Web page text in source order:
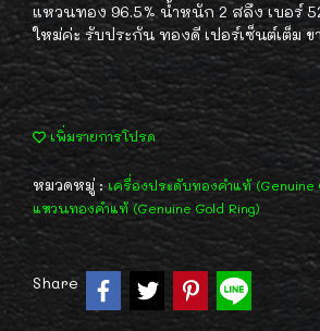
แหวนทอง 96.5% น้ำหนัก 2 สลึง เบอร์
ใหม่ค่ะ รับประกัน ทองดี เปอร์เซ็นต์เต็ม ข
เพิ่มรายการโปรด
หมวดหมู่ :เครื่องประดับทองคำแท้ (Genuine
แหวนทองคำแท้ (Genuine Gold Ring)
Share